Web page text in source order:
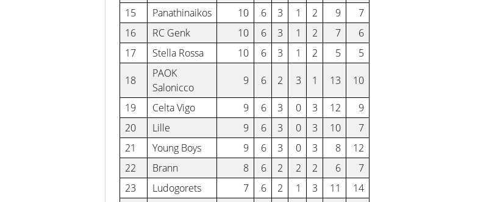
15
Panathinaikos 10 6 3 1 2 9
7
16
RC Genk 10 6 3 1 2 7
6
17
Stella Rossa 10 6 3 1 2 5 5
18
PAOK
Salonicco
9 6 2 3 1 13 10
19 Celta Vigo 9 6 3 0 3 12
9
20
Lille 9 6 3 0 3 10
7
21
Young Boys 9 6 3 0 3 8
12
22
Brann 8 6 2 2 2 6
7
23
Ludogorets 7 6 2 1 3 11
14